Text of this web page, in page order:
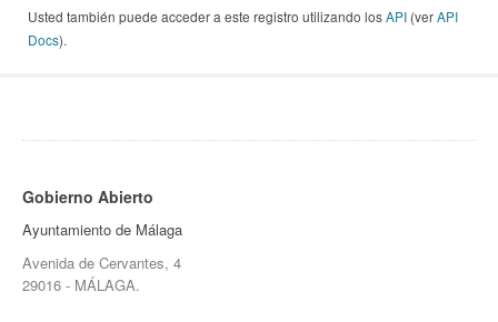
Usted también puede acceder a este registro utilizando losAPI (verAPI
Docs).
Gobierno Abierto
Ayuntamiento de Málaga
Avenida de Cervantes, 4
29016 - MÁLAGA.